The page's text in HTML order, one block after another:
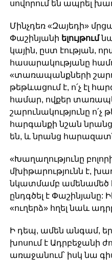
սովորում են ապրել
Մինչդեռ «Զայեդի»
Փաշինյանի ելույթում
կային, ըստ էության,
հասարակությանը
«տառապանքների
թեթևացում է, ո՛չ էլ
համար, ովքեր
շարունակությունը ո՛չ
հարգանքի նշան
են, և նրանց
«Խաղաղությունը
մխիթարությունն է,
նկատմամբ ամենամեծ
ընդգծել է Փաշինյանը:
«ուղերձ» հղել նաև
Ի դեպ, ամեն անգամ,
խոսում է Ադրբեջանի
առաջանում՝ իսկ նա